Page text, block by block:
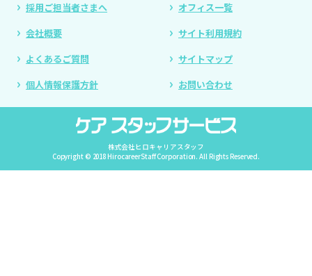
採用ご担当者さまへ
オフィス一覧
会社概要
サイト利用規約
よくあるご質問
サイトマップ
個人情報保護方針
お問い合わせ
株式会社ヒロキャリアスタッフ
Copyright © 2018 HirocareerStaff Corporation. All Rights Reserved.